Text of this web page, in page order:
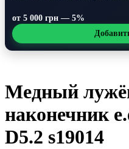
от 5 000 грн — 5%
Медный
наконечник
D5.2 s19014